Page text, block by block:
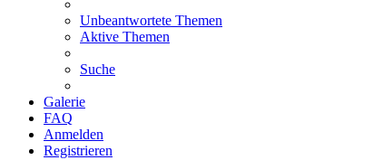
Unbeantwortete Themen
Aktive Themen
Suche
Galerie
FAQ
Anmelden
Registrieren